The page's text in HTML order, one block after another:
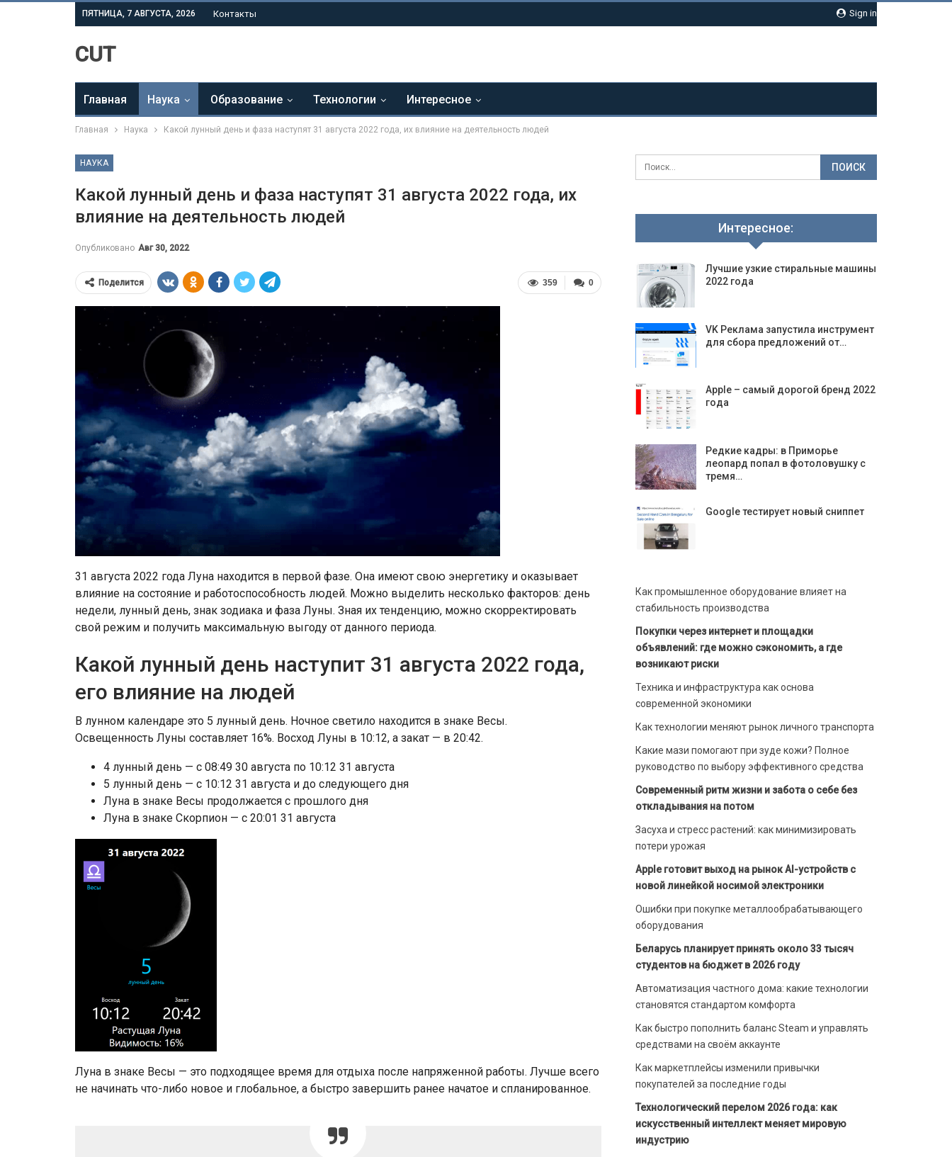
Sign in
ПЯТНИЦА, 7 АВГУСТА, 2026 Контакты
CUT
Главная Наука Образование Технологии Интересное
Главная Наука Какой лунный день и фаза наступят 31 августа 2022 года, их влияние на деятельность людей
НАУКА
Какой лунный день и фаза наступят 31 августа 2022 года, их
влияние на деятельность людей
Опубликовано Авг 30, 2022
0
359
Поделится
31 августа 2022 года Луна находится в первой фазе. Она имеют свою энергетику и оказывает
влияние на состояние и работоспособность людей. Можно выделить несколько факторов: день
недели, лунный день, знак зодиака и фаза Луны. Зная их тенденцию, можно скорректировать
свой режим и получить максимальную выгоду от данного периода.
Какой лунный день наступит 31 августа 2022 года,
его влияние на людей
В лунном календаре это 5 лунный день. Ночное светило находится в знаке Весы.
Освещенность Луны составляет 16%. Восход Луны в 10:12, а закат — в 20:42.
4 лунный день — c 08:49 30 августа по 10:12 31 августа
5 лунный день — c 10:12 31 августа и до следующего дня
Луна в знаке Весы продолжается с прошлого дня
Луна в знаке Скорпион — с 20:01 31 августа
Луна в знаке Весы — это подходящее время для отдыха после напряженной работы. Лучше всего
не начинать что-либо новое и глобальное, а быстро завершить ранее начатое и спланированное.
Интересное:
Лучшие узкие стиральные машины
2022 года
VK Реклама запустила инструмент
для сбора предложений от…
Apple – самый дорогой бренд 2022
года
Редкие кадры: в Приморье
леопард попал в фотоловушку с
тремя…
Google тестирует новый сниппет
Как промышленное оборудование влияет на
стабильность производства
Покупки через интернет и площадки
объявлений: где можно сэкономить, а где
возникают риски
Техника и инфраструктура как основа
современной экономики
Как технологии меняют рынок личного транспорта
Какие мази помогают при зуде кожи? Полное
руководство по выбору эффективного средства
Современный ритм жизни и забота о себе без
откладывания на потом
Засуха и стресс растений: как минимизировать
потери урожая
Apple готовит выход на рынок AI-устройств с
новой линейкой носимой электроники
Ошибки при покупке металлообрабатывающего
оборудования
Беларусь планирует принять около 33 тысяч
студентов на бюджет в 2026 году
Автоматизация частного дома: какие технологии
становятся стандартом комфорта
Как быстро пополнить баланс Steam и управлять
средствами на своём аккаунте
Как маркетплейсы изменили привычки
покупателей за последние годы
Технологический перелом 2026 года: как
искусственный интеллект меняет мировую
индустрию